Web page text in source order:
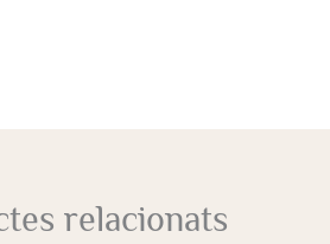
relacionats